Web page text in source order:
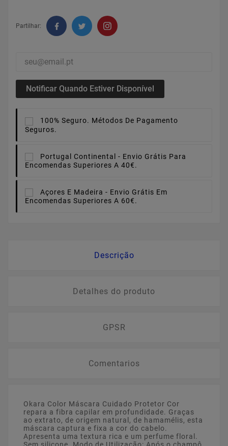
Partilhar:
Notificar Quando Estiver Disponível
100% Seguro. Métodos De Pagamento
Seguros.
Portugal Continental - Envio Grátis Para
Encomendas Superiores A 40€.
Açores E Madeira - Envio Grátis Em
Encomendas Superiores A 60€.
Descrição
Detalhes do produto
GPSR
Comentarios
Okara Color Máscara Cuidado Protetor Cor
repara a fibra capilar em profundidade. Graças
ao extrato, de origem natural, de hamamélis, esta
máscara captura e fixa a cor do cabelo.
Apresenta uma textura rica e um perfume floral.